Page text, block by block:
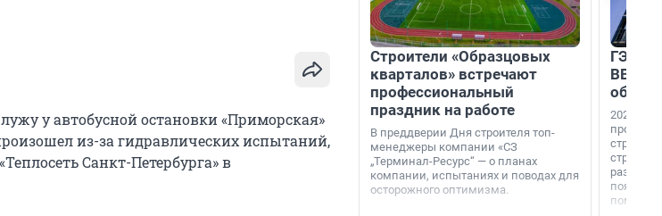
у автобусной остановки «Приморская»
из-за гидравлических испытаний,
Санкт-Петербурга» в
Строители «Образцовых
кварталов» встречают
профессиональный
праздник на работе
В преддверии Дня строителя топ-
менеджеры компании «СЗ
„Терминал-Ресурс“ — о планах
компании, испытаниях и поводах для
осторожного оптимизма.
ГЭС,
ВВП: в
об
2026-й —
раз. В